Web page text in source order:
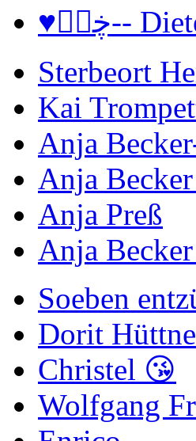
Sterbeort
Kai
Anja
Anja
Anja Preß
Anja
Soeben
Dorit
Christel 😘
Wolfgang